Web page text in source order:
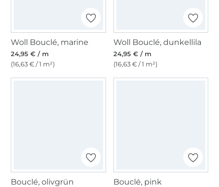
Woll Bouclé, marine
24,95 € / m
(16,63 € / 1 m²)
Woll Bouclé, dunkellila
24,95 € / m
(16,63 € / 1 m²)
Bouclé, olivgrün Bouclé, pink